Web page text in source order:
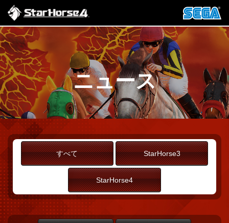
ニュース
すべて StarHorse3
StarHorse4